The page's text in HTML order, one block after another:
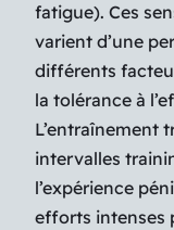
fatigue). Ces
varient d’une
différents
la tolérance à
L’entraînement
intervalles
l’expérience
efforts intenses